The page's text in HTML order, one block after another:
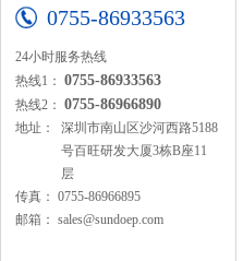
0755-86933563
24小时服务热线
热线1： 0755-86933563
热线2： 0755-86966890
地址：
深圳市南山区沙河西路5188
号百旺研发大厦3栋B座11
层
传真： 0755-86966895
邮箱： sales@sundoep.com